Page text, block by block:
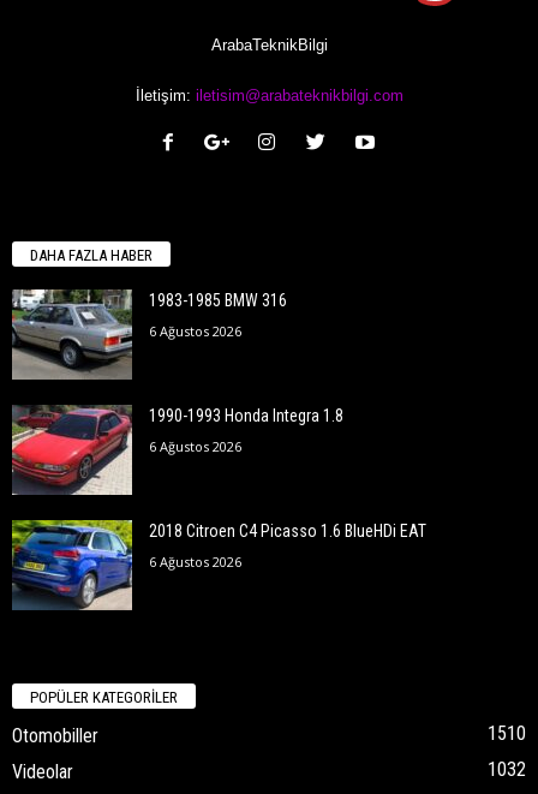
ArabaTeknikBilgi
İletişim: iletisim@arabateknikbilgi.com
DAHA FAZLA HABER
1983-1985 BMW 316
6 Ağustos 2026
1990-1993 Honda Integra 1.8
6 Ağustos 2026
2018 Citroen C4 Picasso 1.6 BlueHDi EAT
6 Ağustos 2026
POPÜLER KATEGORİLER
Otomobiller
1510
Videolar
1032